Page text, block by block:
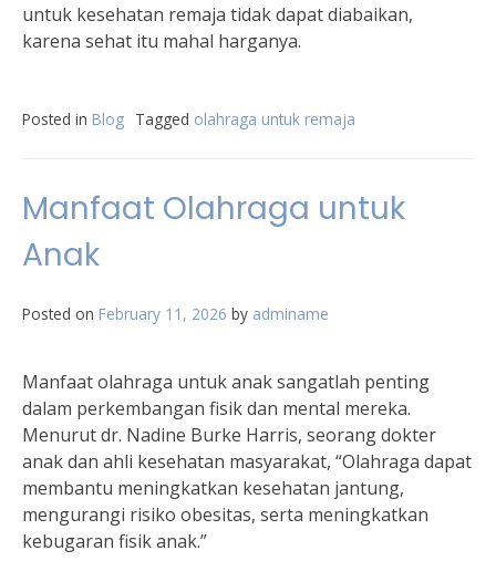
untuk kesehatan remaja tidak dapat diabaikan,
karena sehat itu mahal harganya.
Posted in Blog Tagged olahraga untuk remaja
Manfaat Olahraga untuk
Anak
Posted on February 11, 2026 by adminame
Manfaat olahraga untuk anak sangatlah penting
dalam perkembangan fisik dan mental mereka.
Menurut dr. Nadine Burke Harris, seorang dokter
anak dan ahli kesehatan masyarakat, “Olahraga dapat
membantu meningkatkan kesehatan jantung,
mengurangi risiko obesitas, serta meningkatkan
kebugaran fisik anak.”